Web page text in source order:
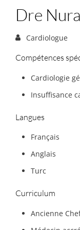
Dre
Cardiologue
Compétences
Cardiologie
Insuffisance
Langues
Français
Anglais
Turc
Curriculum
Ancienne